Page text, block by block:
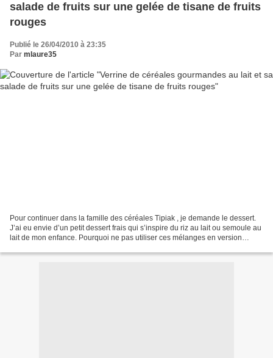
salade de fruits sur une gelée de tisane de fruits
rouges
Publié le 26/04/2010 à 23:35
Par mlaure35
Pour continuer dans la famille des céréales Tipiak , je demande le dessert.
J’ai eu envie d’un petit dessert frais qui s’inspire du riz au lait ou semoule au
lait de mon enfance. Pourquoi ne pas utiliser ces mélanges en version